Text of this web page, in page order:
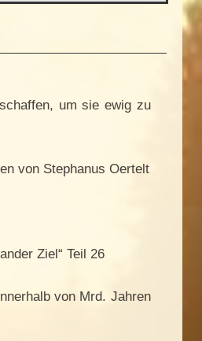
um sie ewig zu
von Stephanus Oertelt
Ziel“ Teil 26
von Mrd. Jahren